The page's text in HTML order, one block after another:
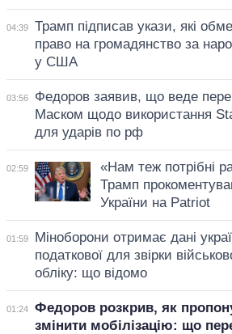
04:39
Трамп підписав укази, які
право на громадянство за
у США
03:56
Федоров заявив, що веде
Маском щодо використання
для ударів по рф
02:59
«Нам теж потрібні
Трамп
України на Patriot
01:59
Міноборони отримає дані
податкової для звірки
обліку: що відомо
01:24
Федоров розкрив, як
змінити мобілізацію: що